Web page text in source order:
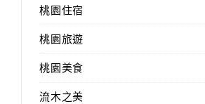
桃園住宿
桃園旅遊
桃園美食
流木之美